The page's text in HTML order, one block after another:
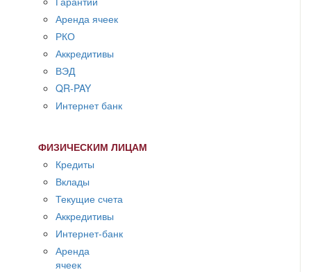
Аренда ячеек
РКО
Аккредитивы
ВЭД
QR-PAY
Интернет банк
ФИЗИЧЕСКИМ ЛИЦАМ
Кредиты
Вклады
Текущие счета
Аккредитивы
Интернет-банк
Аренда
ячеек